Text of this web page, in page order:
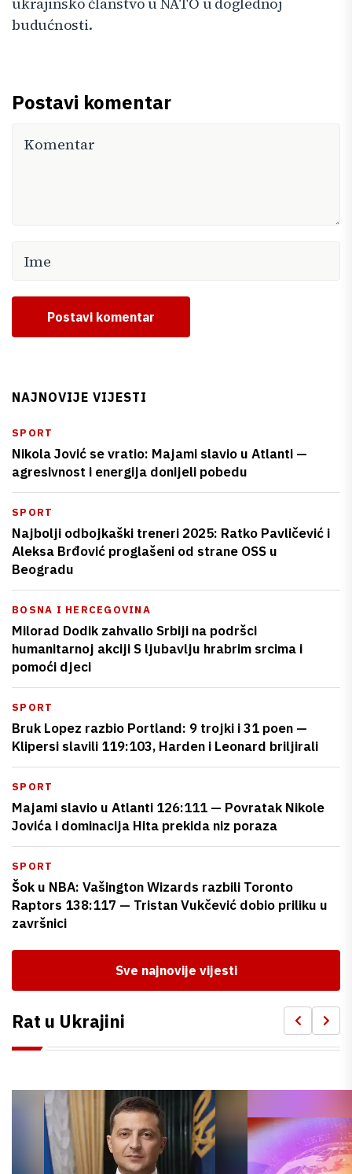
budućnosti.
Postavi komentar
Postavi komentar
NAJNOVIJE VIJESTI
SPORT
Nikola Jović se vratio: Majami slavio u Atlanti —
agresivnost i energija donijeli pobedu
SPORT
Najbolji odbojkaški treneri 2025: Ratko Pavličević i
Aleksa Brđović proglašeni od strane OSS u
Beogradu
BOSNA I HERCEGOVINA
Milorad Dodik zahvalio Srbiji na podršci
humanitarnoj akciji S ljubavlju hrabrim srcima i
pomoći djeci
SPORT
Bruk Lopez razbio Portland: 9 trojki i 31 poen —
Klipersi slavili 119:103, Harden i Leonard briljirali
SPORT
Majami slavio u Atlanti 126:111 — Povratak Nikole
Jovića i dominacija Hita prekida niz poraza
SPORT
Šok u NBA: Vašington Wizards razbili Toronto
Raptors 138:117 — Tristan Vukčević dobio priliku u
završnici
Sve najnovije vijesti
Rat u Ukrajini